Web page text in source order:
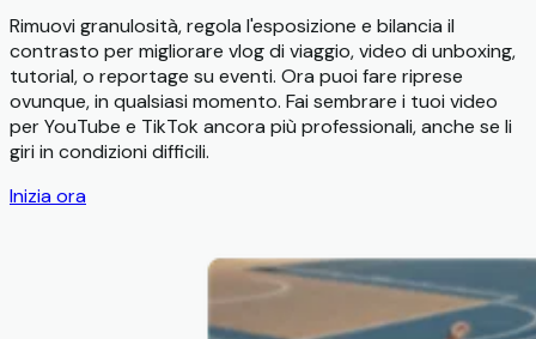
Rimuovi granulosità, regola l'esposizione e bilancia il
contrasto per migliorare vlog di viaggio, video di unboxing,
tutorial, o reportage su eventi. Ora puoi fare riprese
ovunque, in qualsiasi momento. Fai sembrare i tuoi video
per YouTube e TikTok ancora più professionali, anche se li
giri in condizioni difficili.
Inizia ora